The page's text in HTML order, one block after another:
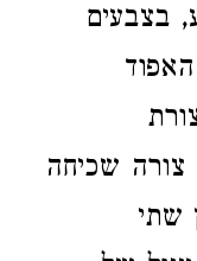
בצבעים
צורה שכיחה
שתי